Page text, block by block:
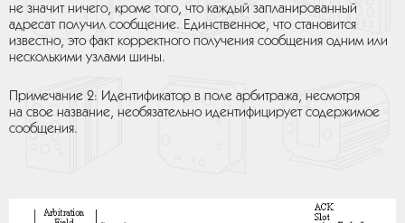
не значит ничего, кроме того, что каждый запланированный
адресат получил сообщение. Единственное, что становится
известно, это факт корректного получения сообщения одним или
несколькими узлами шины.
Примечание 2: Идентификатор в поле арбитража, несмотря
на свое название, необязательно идентифицирует содержимое
сообщения.